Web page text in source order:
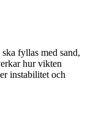
fyllas med sand,
hur vikten
instabilitet och